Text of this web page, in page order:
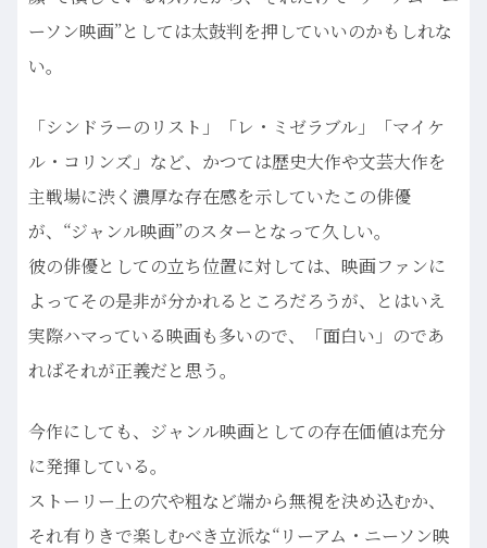
ーソン映画”としては太鼓判を押していいのかもしれな
い。
「シンドラーのリスト」「レ・ミゼラブル」「マイケ
ル・コリンズ」など、かつては歴史大作や文芸大作を
主戦場に渋く濃厚な存在感を示していたこの俳優
が、“ジャンル映画”のスターとなって久しい。
彼の俳優としての立ち位置に対しては、映画ファンに
よってその是非が分かれるところだろうが、とはいえ
実際ハマっている映画も多いので、「面白い」のであ
ればそれが正義だと思う。
今作にしても、ジャンル映画としての存在価値は充分
に発揮している。
ストーリー上の穴や粗など端から無視を決め込むか、
それ有りきで楽しむべき立派な“リーアム・ニーソン映